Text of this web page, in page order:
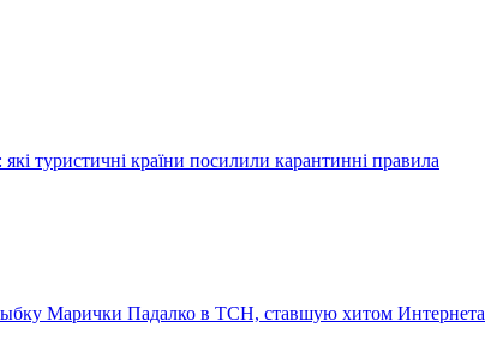
туристичні країни посилили карантинні правила
Марички Падалко в ТСН, ставшую хитом Интернета